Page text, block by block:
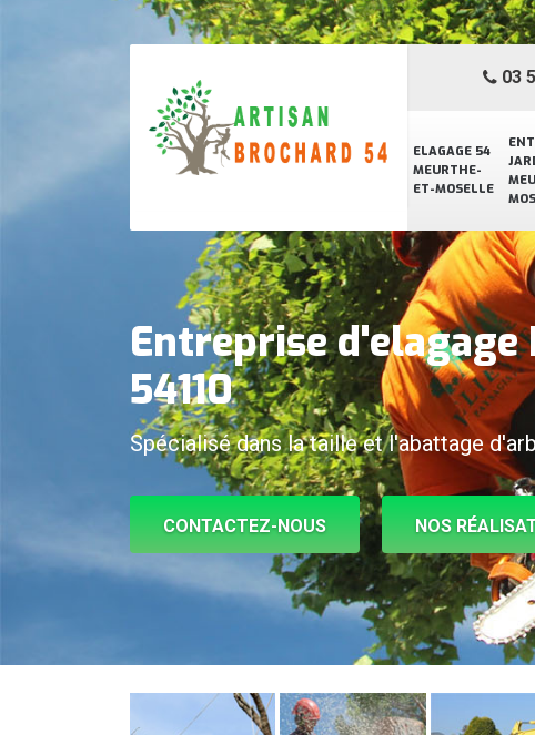
ELAGAGE 54
MEURTHE-
ET-MOSELLE
03
Entreprise
54110
Spécialisé dans la taille et l'abattage
CONTACTEZ-NOUS NOS